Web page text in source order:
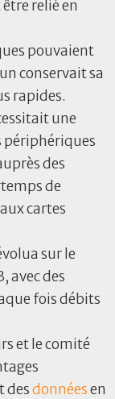
relié en
pouvaient
conservait sa
rapides.
une
périphériques
des
de
cartes
sur le
avec des
fois débits
et le comité
desdonnéesen